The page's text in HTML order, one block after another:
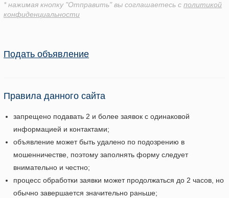
* нажимая кнопку "Отправить" вы соглашаетесь с политикой
конфиденциальности
Подать объявление
Правила данного сайта
запрещено подавать 2 и более заявок с одинаковой
информацией и контактами;
объявление может быть удалено по подозрению в
мошенничестве, поэтому заполнять форму следует
внимательно и честно;
процесс обработки заявки может продолжаться до 2 часов, но
обычно завершается значительно раньше;